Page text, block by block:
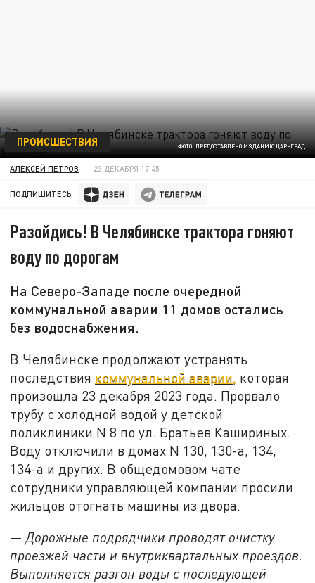
ФОТО: ПРЕДОСТАВЛЕНО ИЗДАНИЮ ЦАРЬГРАД
ПРОИСШЕСТВИЯ
АЛЕКСЕЙ ПЕТРОВ 23 ДЕКАБРЯ 17:45
ПОДПИШИТЕСЬ:
Разойдись! В Челябинске трактора гоняют
воду по дорогам
На Северо-Западе после очередной
коммунальной аварии 11 домов остались
без водоснабжения.
В Челябинске продолжают устранять
последствия коммунальной аварии, которая
произошла 23 декабря 2023 года. Прорвало
трубу с холодной водой у детской
поликлиники N 8 по ул. Братьев Кашириных.
Воду отключили в домах N 130, 130-а, 134,
134-а и других. В общедомовом чате
сотрудники управляющей компании просили
жильцов отогнать машины из двора.
— Дорожные подрядчики проводят очистку
проезжей части и внутриквартальных проездов.
Выполняется разгон воды с последующей